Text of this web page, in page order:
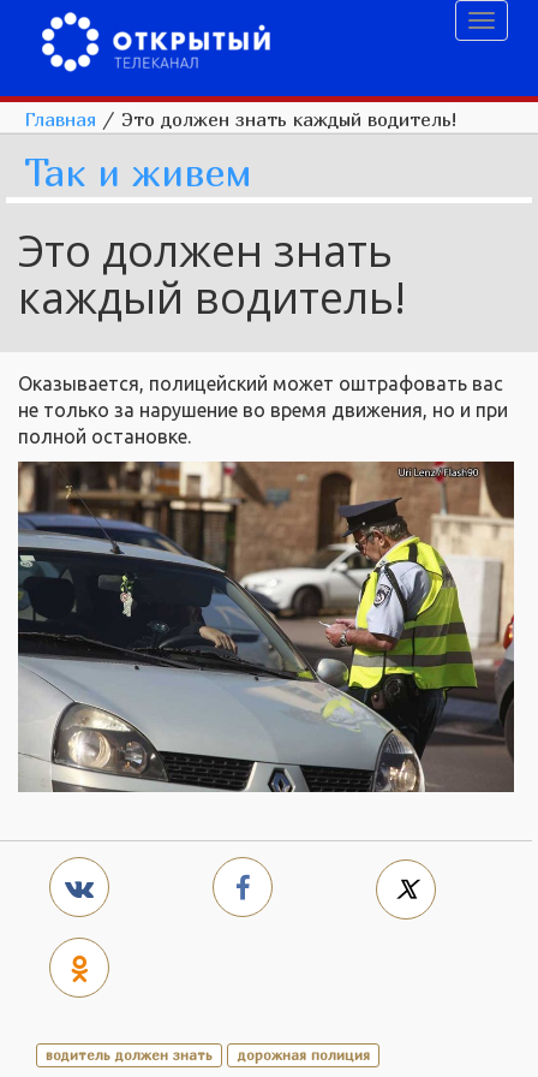
Главная / Это должен знать каждый водитель!
Так и живем
Это должен знать
каждый водитель!
Оказывается, полицейский может оштрафовать вас
не только за нарушение во время движения, но и при
полной остановке.
водитель должен знать дорожная полиция